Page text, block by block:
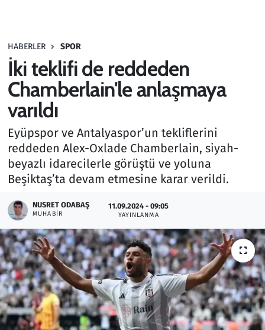
HABERLER SPOR
İki teklifi de reddeden
Chamberlain'le anlaşmaya
varıldı
Eyüpspor ve Antalyaspor’un tekliflerini
reddeden Alex-Oxlade Chamberlain, siyah-
beyazlı idarecilerle görüştü ve yoluna
Beşiktaş’ta devam etmesine karar verildi.
NUSRET ODABAŞ
MUHABIR
11.09.2024 - 09:05
YAYINLANMA
Haber
Kültür Sanat
Kurumsal Haberler
Lezzet Durağı
Memur ve Kamu
Otomobil
Oyun
Ramazan
Resmi İlanlar
Rüya Tabirleri